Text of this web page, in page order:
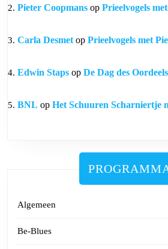
Pieter Coopmans op Prieelvogels
Carla Desmet op Prieelvogels met
Edwin Staps op De Dag des
BNL op Het Schuuren Scharniertje
Algemeen
Be-Blues